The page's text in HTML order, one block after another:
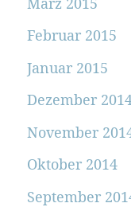
Februar 2015
Januar 2015
Dezember
November
Oktober 2014
September